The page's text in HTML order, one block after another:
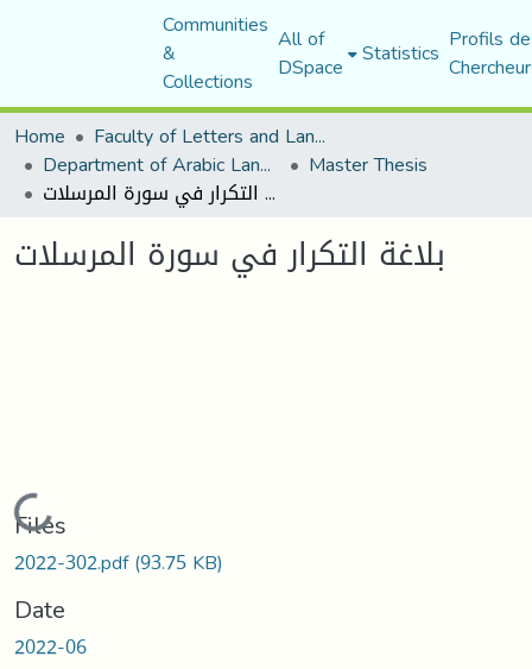
Communities
&
Collections
All of
DSpace Statistics Profils
Home
Faculty of Letters and Languages
Department of Arabic Language and Literature Master Thesis
بلاغة التكرار في سورة المرسلات
بلاغة التكرار في سورة المرسلات
Loading...
Files
2022-302.pdf(93.75 KB)
Date
2022-06